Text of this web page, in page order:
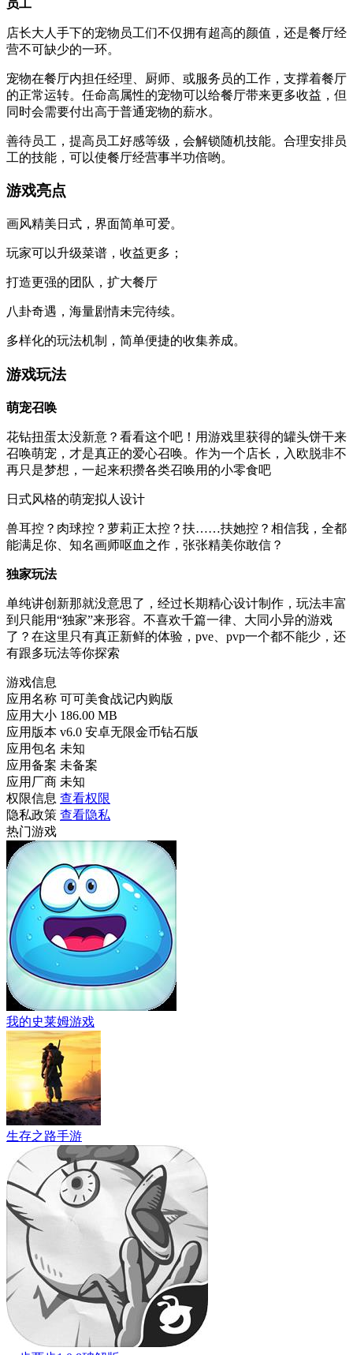
员工
店长大人手下的宠物员工们不仅拥有超高的颜值，还是餐厅经
营不可缺少的一环。
宠物在餐厅内担任经理、厨师、或服务员的工作，支撑着餐厅
的正常运转。任命高属性的宠物可以给餐厅带来更多收益，但
同时会需要付出高于普通宠物的薪水。
善待员工，提高员工好感等级，会解锁随机技能。合理安排员
工的技能，可以使餐厅经营事半功倍哟。
游戏亮点
画风精美日式，界面简单可爱。
玩家可以升级菜谱，收益更多；
打造更强的团队，扩大餐厅
八卦奇遇，海量剧情未完待续。
多样化的玩法机制，简单便捷的收集养成。
游戏玩法
萌宠召唤
花钻扭蛋太没新意？看看这个吧！用游戏里获得的罐头饼干来
召唤萌宠，才是真正的爱心召唤。作为一个店长，入欧脱非不
再只是梦想，一起来积攒各类召唤用的小零食吧
日式风格的萌宠拟人设计
兽耳控？肉球控？萝莉正太控？扶……扶她控？相信我，全都
能满足你、知名画师呕血之作，张张精美你敢信？
独家玩法
单纯讲创新那就没意思了，经过长期精心设计制作，玩法丰富
到只能用“独家”来形容。不喜欢千篇一律、大同小异的游戏
了？在这里只有真正新鲜的体验，pve、pvp一个都不能少，还
有跟多玩法等你探索
游戏信息
应用名称 可可美食战记内购版
应用大小 186.00 MB
应用版本 v6.0 安卓无限金币钻石版
应用包名 未知
应用备案 未备案
应用厂商 未知
权限信息 查看权限
隐私政策 查看隐私
热门游戏
我的史莱姆游戏
生存之路手游